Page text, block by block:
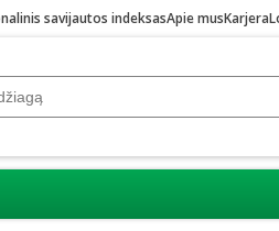
savijautos indeksasApie musKarjera